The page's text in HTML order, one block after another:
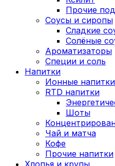
Прочие
Соусы и сиропы
Сладкие
Солёные
Ароматизаторы
Специи и соль
Напитки
Ионные напитки
RTD напитки
Шоты
Чай и матча
Кофе
Прочие напитки
Хлопья и крупы